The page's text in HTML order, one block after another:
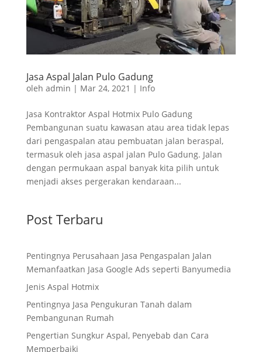
Jasa Aspal Jalan Pulo Gadung
oleh admin | Mar 24, 2021 | Info
Jasa Kontraktor Aspal Hotmix Pulo Gadung
Pembangunan suatu kawasan atau area tidak lepas
dari pengaspalan atau pembuatan jalan beraspal,
termasuk oleh jasa aspal jalan Pulo Gadung. Jalan
dengan permukaan aspal banyak kita pilih untuk
menjadi akses pergerakan kendaraan...
Post Terbaru
Pentingnya Perusahaan Jasa Pengaspalan Jalan
Memanfaatkan Jasa Google Ads seperti Banyumedia
Jenis Aspal Hotmix
Pentingnya Jasa Pengukuran Tanah dalam
Pembangunan Rumah
Pengertian Sungkur Aspal, Penyebab dan Cara
Memperbaiki